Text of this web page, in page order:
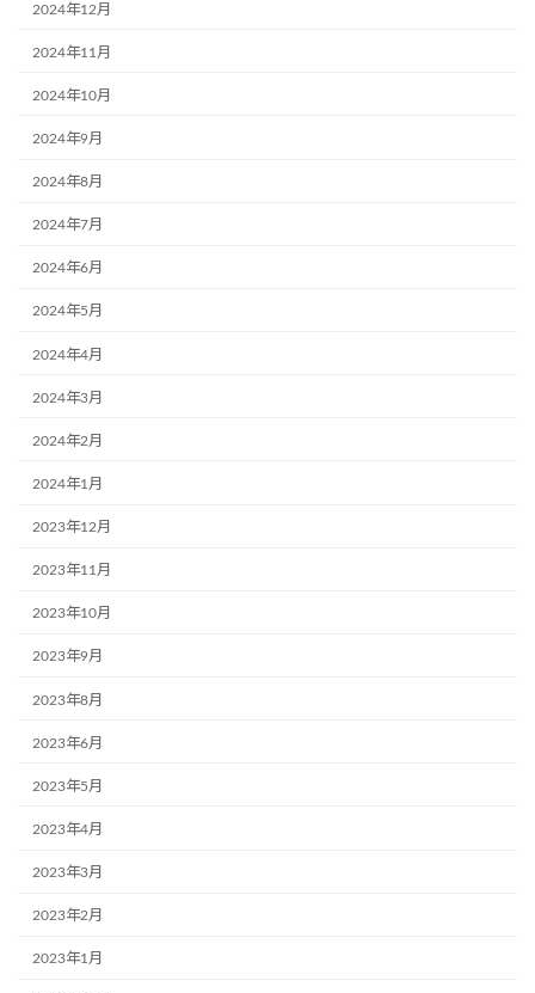
2024年12月
2024年11月
2024年10月
2024年9月
2024年8月
2024年7月
2024年6月
2024年5月
2024年4月
2024年3月
2024年2月
2024年1月
2023年12月
2023年11月
2023年10月
2023年9月
2023年8月
2023年6月
2023年5月
2023年4月
2023年3月
2023年2月
2023年1月